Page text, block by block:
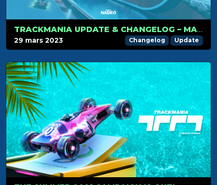
TRACKMANIA UPDATE & CHANGELOG – MARCH 29TH 2023
29 mars 2023 Changelog Update